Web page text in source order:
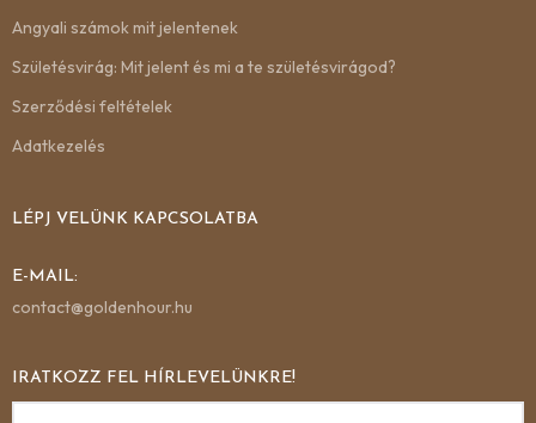
Angyali számok mit jelentenek
Születésvirág: Mit jelent és mi a te születésvirágod?
Szerződési feltételek
Adatkezelés
LÉPJ VELÜNK KAPCSOLATBA
E-MAIL:
contact@goldenhour.hu
IRATKOZZ FEL HÍRLEVELÜNKRE!